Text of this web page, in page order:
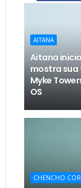
AITANA
Aitana
mostra
Myke
OS
CHENCHO